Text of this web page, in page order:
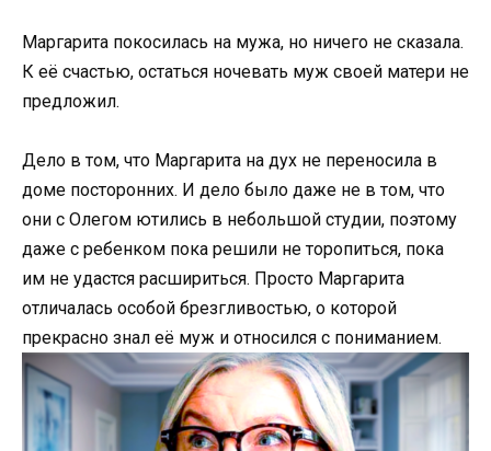
Маргарита покосилась на мужа, но ничего не сказала.
К её счастью, остаться ночевать муж своей матери не
предложил.
Дело в том, что Маргарита на дух не переносила в
доме посторонних. И дело было даже не в том, что
они с Олегом ютились в небольшой студии, поэтому
даже с ребенком пока решили не торопиться, пока
им не удастся расшириться. Просто Маргарита
отличалась особой брезгливостью, о которой
прекрасно знал её муж и относился с пониманием.